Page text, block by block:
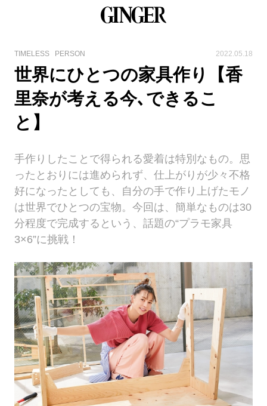
TIMELESS PERSON 2022.05.18
世界にひとつの家具作り【香
里奈が考える今､できるこ
と】
手作りしたことで得られる愛着は特別なもの。思
ったとおりには進められず、仕上がりが少々不格
好になったとしても、自分の手で作り上げたモノ
は世界でひとつの宝物。今回は、簡単なものは30
分程度で完成するという、話題の“プラモ家具
3×6”に挑戦！